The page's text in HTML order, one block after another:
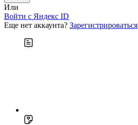
Или
Войти c Яндекс ID
Еще нет аккаунта? Зарегистрироваться